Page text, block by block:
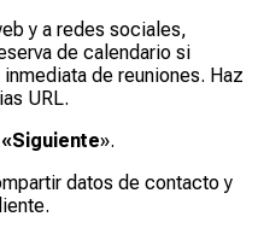
y a redes sociales,
de calendario si
de reuniones. Haz
URL.
«Siguiente».
datos de contacto y